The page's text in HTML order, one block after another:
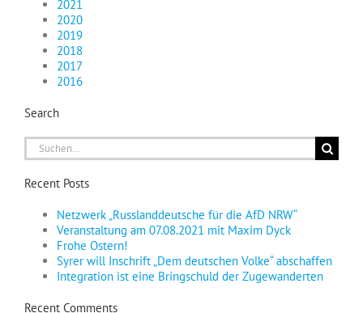
2021
2020
2019
2018
2017
2016
Search
Suche
nach:
Recent Posts
Netzwerk „Russlanddeutsche für die AfD NRW“
Veranstaltung am 07.08.2021 mit Maxim Dyck
Frohe Ostern!
Syrer will Inschrift „Dem deutschen Volke“ abschaffen
Integration ist eine Bringschuld der Zugewanderten
Recent Comments